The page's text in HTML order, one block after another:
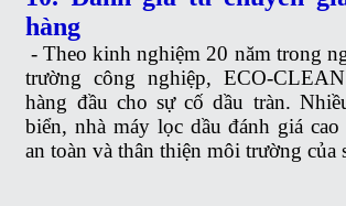
hàng
-Theo kinh nghiệm 20 năm trong
trường công nghiệp, ECO-
hàng đầu cho sự cố dầu tràn.
biển, nhà máy lọc dầu đánh giá
an toàn và thân thiện môi trường của